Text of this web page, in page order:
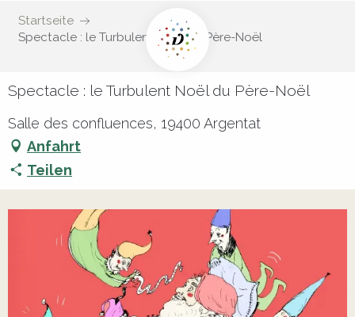
Startseite
Spectacle : le Turbulent Noël du Père-Noël
Spectacle : le Turbulent Noël du Père-Noël
Salle des confluences, 19400 Argentat
Anfahrt
Teilen